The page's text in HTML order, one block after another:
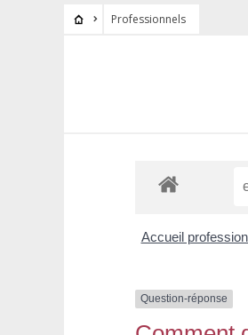
Professionnels
Accueil
Question-réponse